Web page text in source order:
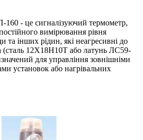
160 - це сигналізуючий термометр,
вимірювання рівня
та інших рідин, які неагресивні до
(сталь 12Х18Н10Т або латунь ЛС59-
для управління зовнішніми
установок або нагрівальних